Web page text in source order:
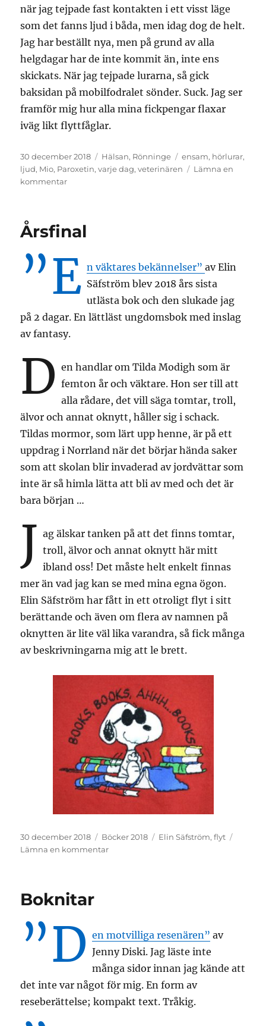
när jag tejpade fast kontakten i ett visst läge
som det fanns ljud i båda, men idag dog de helt.
Jag har beställt nya, men på grund av alla
helgdagar har de inte kommit än, inte ens
skickats. När jag tejpade lurarna, så gick
baksidan på mobilfodralet sönder. Suck. Jag ser
framför mig hur alla mina fickpengar flaxar
iväg likt flyttfåglar.
Publicerat
den
30 december 2018 Kategorier
Hälsan, Rönninge Etiketter
ensam, hörlurar,
ljud, Mio, Paroxetin,varje dag,veterinären
Lämna en
kommentartill
Årsfinal
”E n väktares bekännelser”av Elin
Säfström blev 2018 års sista
utlästa bok och den slukade jag
på 2 dagar. En lättläst ungdomsbok med inslag
av fantasy.
D en handlar om Tilda Modigh som är
femton år och väktare. Hon ser till att
alla rådare, det vill säga tomtar, troll,
älvor och annat oknytt, håller sig i schack.
Tildas mormor, som lärt upp henne, är på ett
uppdrag i Norrland när det börjar hända saker
som att skolan blir invaderad av jordvättar som
inte är så himla lätta att bli av med och det är
bara början …
J ag älskar tanken på att det finns tomtar,
troll, älvor och annat oknytt här mitt
ibland oss! Det måste helt enkelt finnas
mer än vad jag kan se med mina egna ögon.
Elin Säfström har fått in ett otroligt flyt i sitt
berättande och även om flera av namnen på
oknytten är lite väl lika varandra, så fick många
av beskrivningarna mig att le brett.
Publicerat
den
30 december 2018 Kategorier
Böcker 2018 Etiketter
Elin Säfström,flyt
Lämna en kommentartill
Boknitar
”D en motvilliga resenären” av
Jenny Diski. Jag läste inte
många sidor innan jag kände att
det inte var något för mig. En form av
reseberättelse; kompakt text. Tråkig.